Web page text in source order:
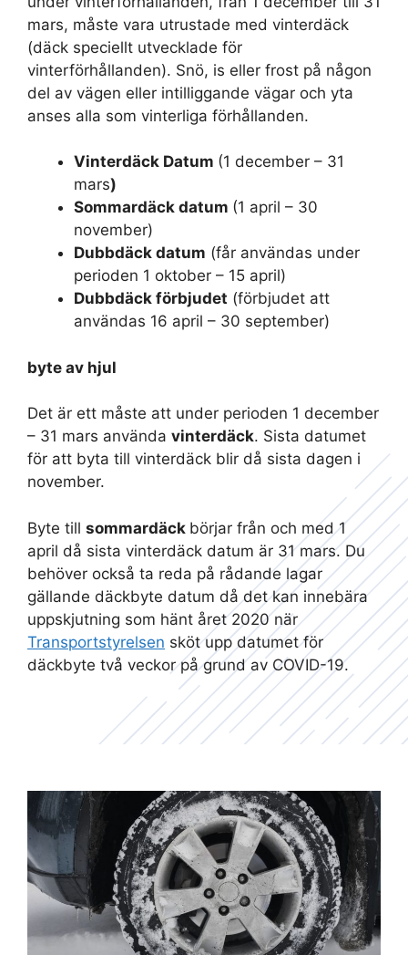
mars, måste vara utrustade med vinterdäck
(däck speciellt utvecklade för
vinterförhållanden). Snö, is eller frost på någon
del av vägen eller intilliggande vägar och yta
anses alla som vinterliga förhållanden.
Vinterdäck Datum (1 december – 31
mars)
Sommardäck datum (1 april – 30
november)
Dubbdäck datum (får användas under
perioden 1 oktober – 15 april)
Dubbdäck förbjudet (förbjudet att
användas 16 april – 30 september)
byte av hjul
Det är ett måste att under perioden 1 december
– 31 mars använda vinterdäck. Sista datumet
för att byta till vinterdäck blir då sista dagen i
november.
Byte till sommardäck börjar från och med 1
april då sista vinterdäck datum är 31 mars. Du
behöver också ta reda på rådande lagar
gällande däckbyte datum då det kan innebära
uppskjutning som hänt året 2020 när
Transportstyrelsen sköt upp datumet för
däckbyte två veckor på grund av COVID-19.